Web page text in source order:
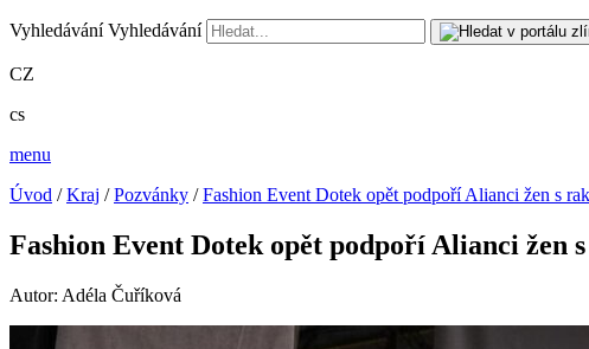
Vyhledávání Vyhledávání
CZ
cs
menu
Úvod /Kraj /Pozvánky /Fashion Event Dotek opět podpoří Alianci žen s
Fashion Event Dotek opět podpoří Alianci žen
Autor: Adéla Čuříková